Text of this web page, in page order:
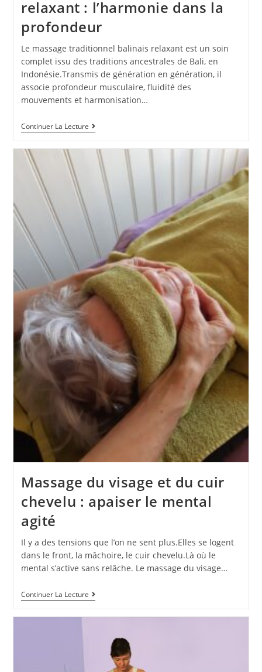
relaxant : l’harmonie dans la
profondeur
Le massage traditionnel balinais relaxant est un soin
complet issu des traditions ancestrales de Bali, en
Indonésie.Transmis de génération en génération, il
associe profondeur musculaire, fluidité des
mouvements et harmonisation…
Continuer La Lecture
Massage du visage et du cuir
chevelu : apaiser le mental
agité
Il y a des tensions que l’on ne sent plus.Elles se logent
dans le front, la mâchoire, le cuir chevelu.Là où le
mental s’active sans relâche. Le massage du visage…
Continuer La Lecture